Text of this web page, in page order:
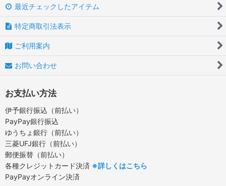
最近チェックしたアイテム
特定商取引法表示
ご利用案内
お問い合わせ
お支払い方法
伊予銀行振込（前払い）
PayPay銀行振込
ゆうちょ銀行（前払い）
三菱UFJ銀行（前払い）
郵便振替（前払い）
各種クレジットカード決済 ※詳しくはこちら
PayPayオンライン決済